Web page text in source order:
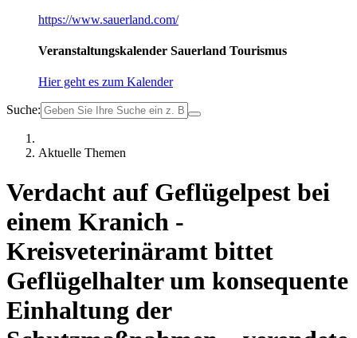
https://www.sauerland.com/
Veranstaltungskalender Sauerland Tourismus
Hier geht es zum Kalender
Suche:
Aktuelle Themen
Verdacht auf Geflügelpest bei
einem Kranich -
Kreisveterinäramt bittet
Geflügelhalter um konsequente
Einhaltung der